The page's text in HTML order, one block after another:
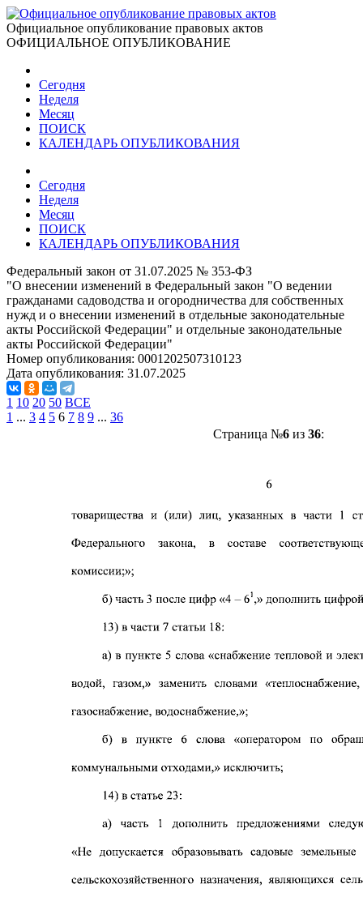
Официальное опубликование правовых актов
ОФИЦИАЛЬНОЕ ОПУБЛИКОВАНИЕ
Сегодня
Неделя
Месяц
ПОИСК
КАЛЕНДАРЬ ОПУБЛИКОВАНИЯ
Сегодня
Неделя
Месяц
ПОИСК
КАЛЕНДАРЬ ОПУБЛИКОВАНИЯ
Федеральный закон от 31.07.2025 № 353-ФЗ
"О внесении изменений в Федеральный закон "О ведении
гражданами садоводства и огородничества для собственных
нужд и о внесении изменений в отдельные законодательные
акты Российской Федерации" и отдельные законодательные
акты Российской Федерации"
Номер опубликования: 0001202507310123
Дата опубликования: 31.07.2025
1 10 20 50 ВСЕ
1 ... 3 4 5 6 7 8 9 ... 36
Страница №6из 36: